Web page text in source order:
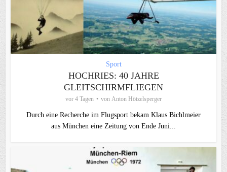
Sport
HOCHRIES: 40 JAHRE
GLEITSCHIRMFLIEGEN
vor 4 Tagen von Anton Hötzelsperger
Durch eine Recherche im Flugsport bekam Klaus Bichlmeier
aus München eine Zeitung von Ende Juni...